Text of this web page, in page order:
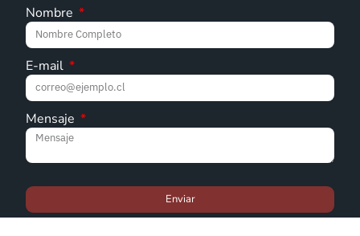
Nombre
E-mail
Mensaje
Enviar